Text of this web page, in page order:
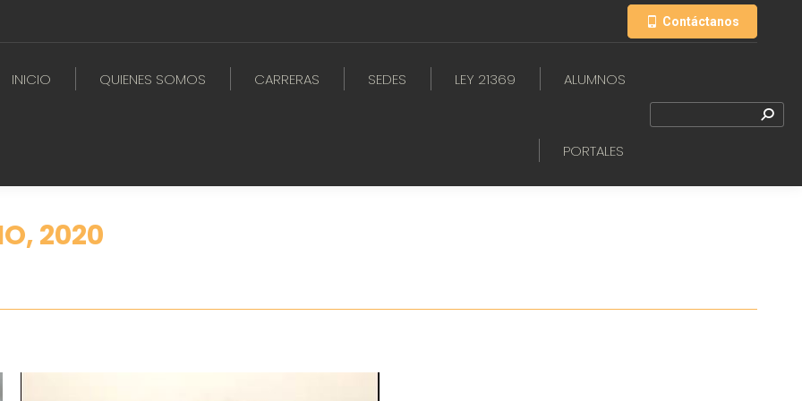
Contáctanos
INICIO QUIENES SOMOS CARRERAS SEDES LEY 21369 ALUMNOS
PORTALES
2020